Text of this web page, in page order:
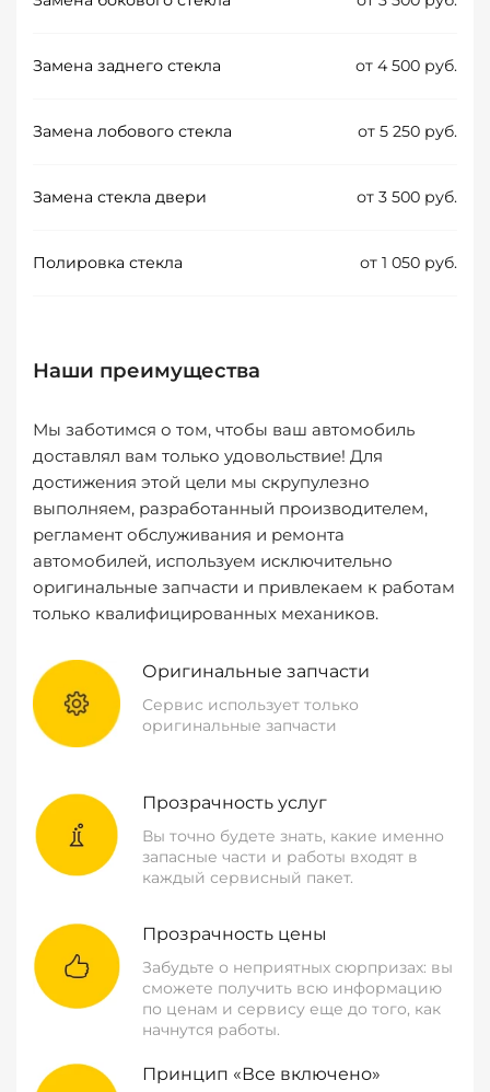
Замена заднего стекла от 4 500 руб.
Замена лобового стекла от 5 250 руб.
Замена стекла двери от 3 500 руб.
Полировка стекла от 1 050 руб.
Наши преимущества
Мы заботимся о том, чтобы ваш автомобиль
доставлял вам только удовольствие! Для
достижения этой цели мы скрупулезно
выполняем, разработанный производителем,
регламент обслуживания и ремонта
автомобилей, используем исключительно
оригинальные запчасти и привлекаем к работам
только квалифицированных механиков.
Оригинальные запчасти
Сервис использует только
оригинальные запчасти
Прозрачность услуг
Вы точно будете знать, какие именно
запасные части и работы входят в
каждый сервисный пакет.
Прозрачность цены
Забудьте о неприятных сюрпризах: вы
сможете получить всю информацию
по ценам и сервису еще до того, как
начнутся работы.
Принцип «Все включено»